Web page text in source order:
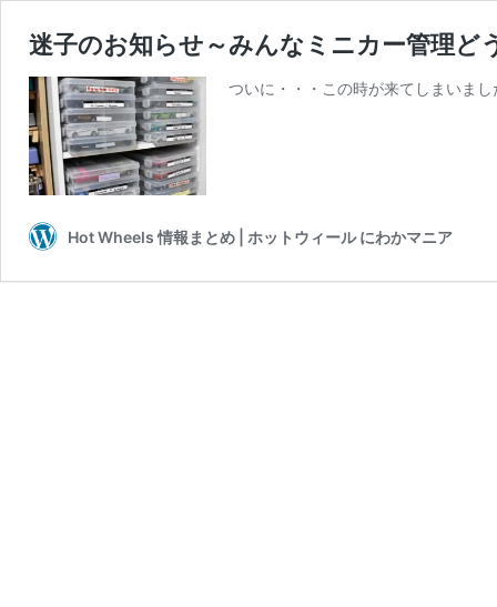
迷子のお知らせ～みんなミニカー管理ど
ついに・・・この時が来てしまいま
Hot Wheels 情報まとめ | ホットウィール にわかマニア